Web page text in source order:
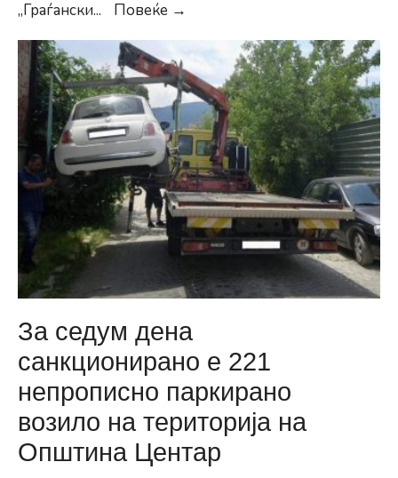
„Граѓански... Повеќе →
„Граѓански
дијалози
за
односите
меѓу
заедниците“
во
Општина
Центар
За седум дена
санкционирано е 221
непрописно паркирано
возило на територија на
Општина Центар